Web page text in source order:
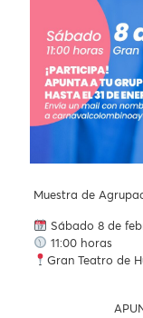
Muestra de
Sábado 8 de
11:00 horas
Gran Teatro de